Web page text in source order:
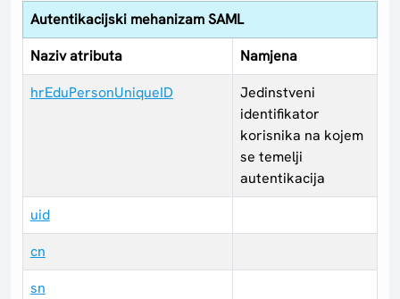
Autentikacijski mehanizam SAML
Naziv atributa
Namjena
hrEduPersonUniqueID
Jedinstveni
identifikator
korisnika na kojem
se temelji
autentikacija
uid
cn
sn